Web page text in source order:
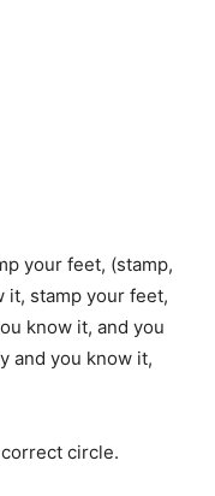
your feet, (stamp,
it, stamp your feet,
know it, and you
and you know it,
circle.